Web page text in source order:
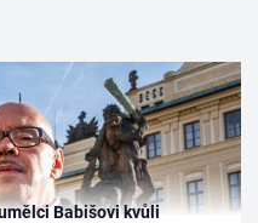
Babišovi kvůli